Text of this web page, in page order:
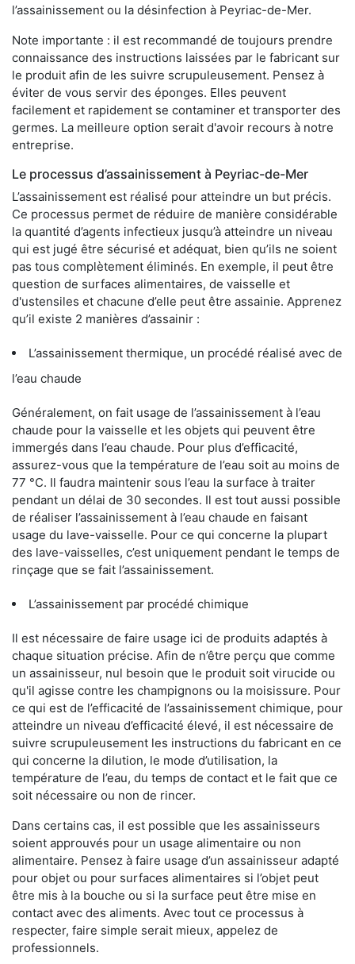
l’assainissement ou la désinfection à Peyriac-de-Mer.
Note importante : il est recommandé de toujours prendre
connaissance des instructions laissées par le fabricant sur
le produit afin de les suivre scrupuleusement. Pensez à
éviter de vous servir des éponges. Elles peuvent
facilement et rapidement se contaminer et transporter des
germes. La meilleure option serait d'avoir recours à notre
entreprise.
Le processus d’assainissement à Peyriac-de-Mer
L’assainissement est réalisé pour atteindre un but précis.
Ce processus permet de réduire de manière considérable
la quantité d’agents infectieux jusqu’à atteindre un niveau
qui est jugé être sécurisé et adéquat, bien qu’ils ne soient
pas tous complètement éliminés. En exemple, il peut être
question de surfaces alimentaires, de vaisselle et
d'ustensiles et chacune d’elle peut être assainie. Apprenez
qu’il existe 2 manières d’assainir :
L’assainissement thermique, un procédé réalisé avec de
l’eau chaude
Généralement, on fait usage de l’assainissement à l’eau
chaude pour la vaisselle et les objets qui peuvent être
immergés dans l’eau chaude. Pour plus d’efficacité,
assurez-vous que la température de l’eau soit au moins de
77 °C. Il faudra maintenir sous l’eau la surface à traiter
pendant un délai de 30 secondes. Il est tout aussi possible
de réaliser l’assainissement à l’eau chaude en faisant
usage du lave-vaisselle. Pour ce qui concerne la plupart
des lave-vaisselles, c’est uniquement pendant le temps de
rinçage que se fait l’assainissement.
L’assainissement par procédé chimique
Il est nécessaire de faire usage ici de produits adaptés à
chaque situation précise. Afin de n’être perçu que comme
un assainisseur, nul besoin que le produit soit virucide ou
qu'il agisse contre les champignons ou la moisissure. Pour
ce qui est de l’efficacité de l’assainissement chimique, pour
atteindre un niveau d’efficacité élevé, il est nécessaire de
suivre scrupuleusement les instructions du fabricant en ce
qui concerne la dilution, le mode d’utilisation, la
température de l’eau, du temps de contact et le fait que ce
soit nécessaire ou non de rincer.
Dans certains cas, il est possible que les assainisseurs
soient approuvés pour un usage alimentaire ou non
alimentaire. Pensez à faire usage d’un assainisseur adapté
pour objet ou pour surfaces alimentaires si l’objet peut
être mis à la bouche ou si la surface peut être mise en
contact avec des aliments. Avec tout ce processus à
respecter, faire simple serait mieux, appelez de
professionnels.